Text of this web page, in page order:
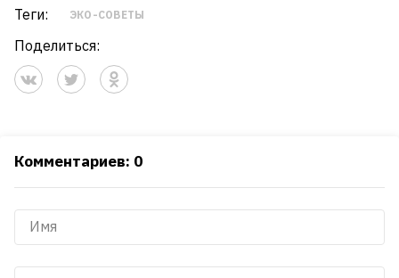
Теги: ЭКО-СОВЕТЫ
Поделиться:
Комментариев: 0